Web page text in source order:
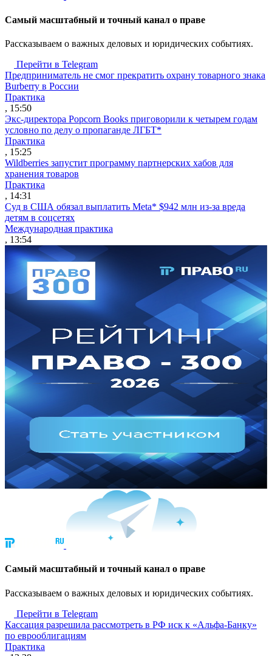
Cамый масштабный и точный канал о праве
Рассказываем о важных деловых и юридических событиях.
Перейти в Telegram
Предприниматель не смог прекратить охрану товарного знака
Burberry в России
Практика
, 15:50
Экс-директора Popcorn Books приговорили к четырем годам
условно по делу о пропаганде ЛГБТ*
Практика
, 15:25
Wildberries запустит программу партнерских хабов для
хранения товаров
Практика
, 14:31
Суд в США обязал выплатить Meta* $942 млн из-за вреда
детям в соцсетях
Международная практика
, 13:54
Cамый масштабный и точный канал о праве
Рассказываем о важных деловых и юридических событиях.
Перейти в Telegram
Кассация разрешила рассмотреть в РФ иск к «Альфа-Банку»
по еврооблигациям
Практика